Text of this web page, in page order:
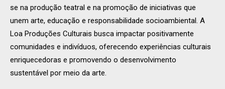
se na produção teatral e na promoção de iniciativas que
unem arte, educação e responsabilidade socioambiental. A
Loa Produções Culturais busca impactar positivamente
comunidades e indivíduos, oferecendo experiências culturais
enriquecedoras e promovendo o desenvolvimento
sustentável por meio da arte.